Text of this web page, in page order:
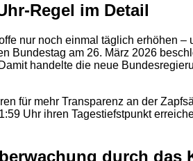
Regel im Detail
nur noch einmal täglich erhöhen
Bundestag am 26. März 2026
handelte die neue
für mehr Transparenz an der
Uhr ihren Tagestiefstpunkt
durch das